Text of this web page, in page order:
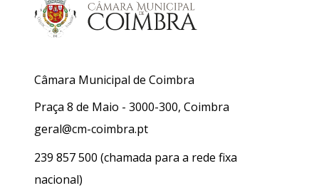
Câmara Municipal de Coimbra
Praça 8 de Maio - 3000-300, Coimbra
geral@cm-coimbra.pt
239 857 500 (chamada para a rede fixa
nacional)